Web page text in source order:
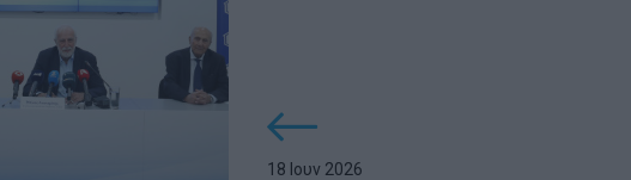
18 Ιουν 2026